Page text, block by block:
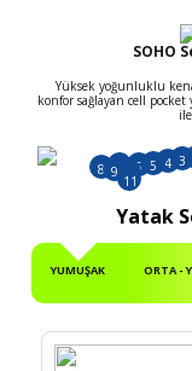
SOHO
Yüksek yoğunluklu
konfor sağlayan cell
3
4
5
6
7
8 9 10
11
Yatak
YUMUŞAK ORTA -